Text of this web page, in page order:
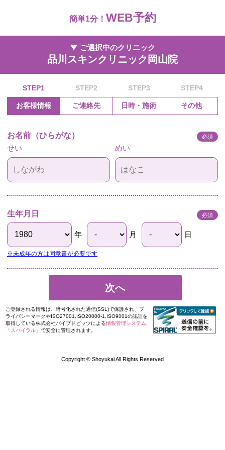
簡単1分！ WEB予約
ご選択中のクリニック
品川スキンクリニック岡山院
STEP1 STEP2 STEP3 STEP4
お客様情報 ご連絡先 日時・施術 その他
お名前（ひらがな） 必須
せい めい
生年月日 必須
年 月 日
※未成年の方は同意書が必要です
次へ
ご登録される情報は、暗号化された通信(SSL)で保護され、プ
ライバシーマークやISO27001,ISO20000-1,ISO9001の認証を
取得している株式会社パイプドビッツによる情報管理システム
「スパイラル」 で安全に管理されます。
Copyright © Shoyukai All Rights Reserved